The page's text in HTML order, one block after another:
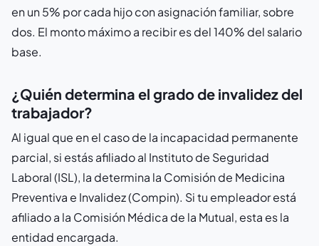
en un 5% por cada hijo con asignación familiar, sobre
dos. El monto máximo a recibir es del 140% del salario
base.
¿Quién determina el grado de invalidez del
trabajador?
Al igual que en el caso de la incapacidad permanente
parcial, si estás afiliado al Instituto de Seguridad
Laboral (ISL), la determina la Comisión de Medicina
Preventiva e Invalidez (Compin). Si tu empleador está
afiliado a la Comisión Médica de la Mutual, esta es la
entidad encargada.